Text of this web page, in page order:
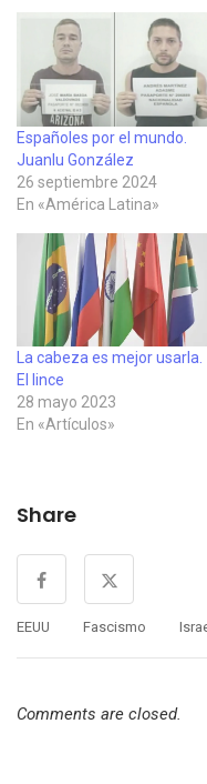
Españoles por el mundo.
Juanlu González
26 septiembre 2024
En «América Latina»
La cabeza es mejor usarla.
El lince
28 mayo 2023
En «Artículos»
Share
EEUU Fascismo
Comments are closed.